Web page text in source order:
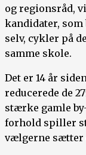
og regionsråd,
kandidater,
selv, cykler på
samme skole.
Det er 14 år
reducerede de
stærke gamle
forhold spiller
vælgerne sætter